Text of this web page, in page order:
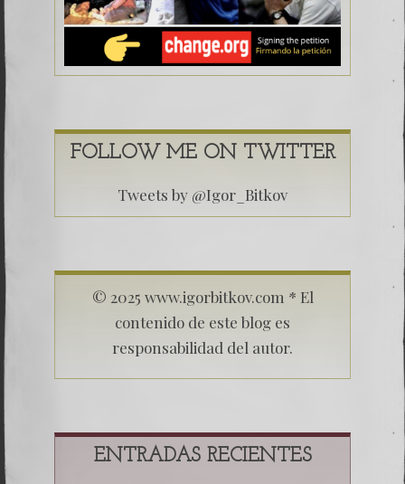
FOLLOW ME ON TWITTER
Tweets by @Igor_Bitkov
© 2025 www.igorbitkov.com * El
contenido de este blog es
responsabilidad del autor.
ENTRADAS RECIENTES